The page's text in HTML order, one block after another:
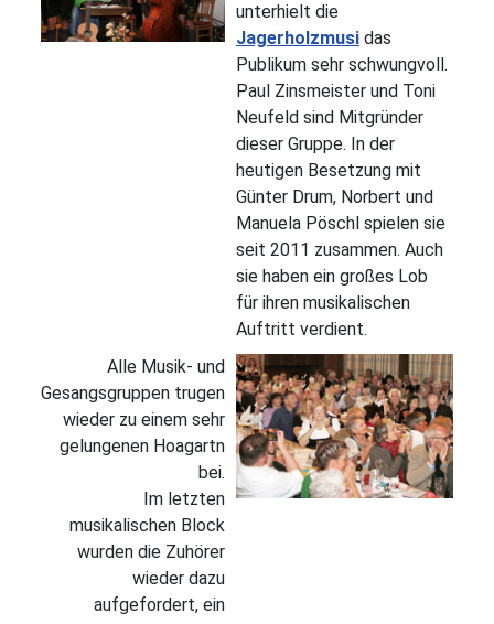
unterhielt die
Jagerholzmusi das
Publikum sehr schwungvoll.
Paul Zinsmeister und Toni
Neufeld sind Mitgründer
dieser Gruppe. In der
heutigen Besetzung mit
Günter Drum, Norbert und
Manuela Pöschl spielen sie
seit 2011 zusammen. Auch
sie haben ein großes Lob
für ihren musikalischen
Auftritt verdient.
Alle Musik- und
Gesangsgruppen trugen
wieder zu einem sehr
gelungenen Hoagartn
bei.
Im letzten
musikalischen Block
wurden die Zuhörer
wieder dazu
aufgefordert, ein